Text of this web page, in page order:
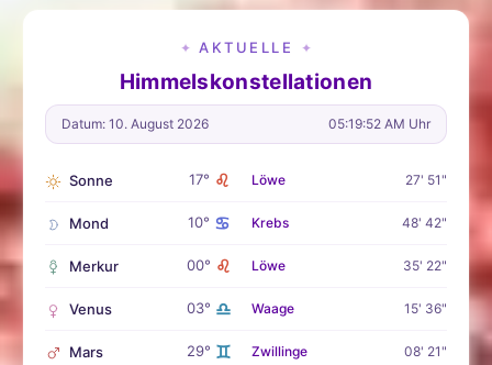
✦ AKTUELLE ✦
Himmelskonstellationen
Datum: 10. August 2026 05:19:53 AM Uhr
Sonne 17° ♌ Löwe 27' 51"
Mond 10° ♋ Krebs 48' 42"
Merkur 00° ♌ Löwe 35' 22"
Venus 03° ♎ Waage 15' 36"
Mars 29° ♊ Zwillinge 08' 21"